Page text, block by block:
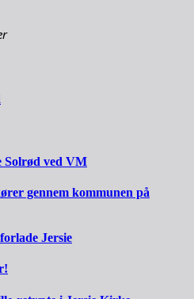
Solrød ved VM
gennem kommunen på
Jersie